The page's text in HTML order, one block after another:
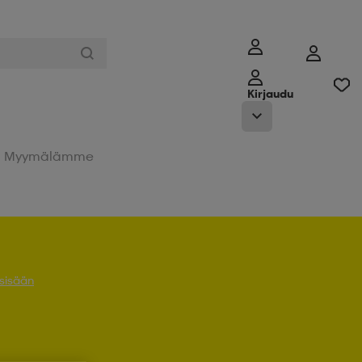
Kirjaudu
Myymälämme